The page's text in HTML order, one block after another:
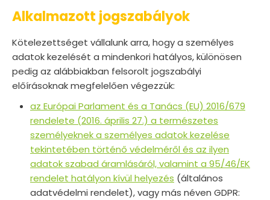
Alkalmazott jogszabályok
Kötelezettséget vállalunk arra, hogy a személyes
adatok kezelését a mindenkori hatályos, különösen
pedig az alábbiakban felsorolt jogszabályi
előírásoknak megfelelően végezzük:
az Európai Parlament és a Tanács (EU) 2016/679
rendelete (2016. április 27.) a természetes
személyeknek a személyes adatok kezelése
tekintetében történő védelméről és az ilyen
adatok szabad áramlásáról, valamint a 95/46/EK
rendelet hatályon kívül helyezés (általános
adatvédelmi rendelet), vagy más néven GDPR: